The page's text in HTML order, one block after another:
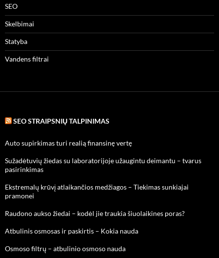
SEO
Skelbimai
Statyba
Vandens filtrai
SEO STRAIPSNIŲ TALPINIMAS
Auto supirkimas turi realią finansinę vertę
Sužadėtuvių žiedas su laboratorijoje užaugintu deimantu – tvarus
pasirinkimas
Ekstremalų krūvį atlaikančios medžiagos – Tiekimas sunkiajai
pramonei
Raudono aukso žiedai – kodėl jie traukia šiuolaikines poras?
Atbulinis osmosas ir paskirtis – Kokia nauda
Osmoso filtrų – atbulinio osmoso nauda